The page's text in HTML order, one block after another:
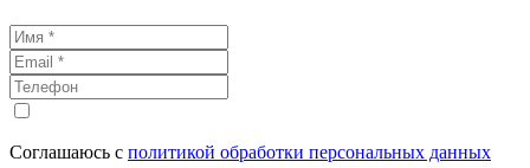
Соглашаюсь с политикой обработки персональных данных